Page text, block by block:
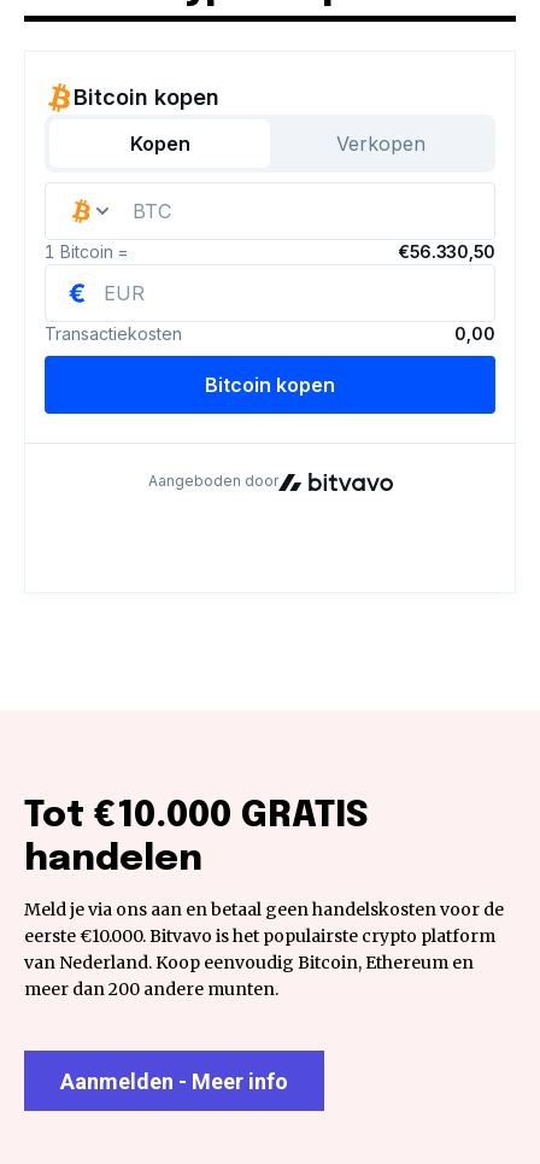
Tot €10.000 GRATIS
handelen
Meld je via ons aan en betaal geen handelskosten voor de
eerste €10.000. Bitvavo is het populairste crypto platform
van Nederland. Koop eenvoudig Bitcoin, Ethereum en
meer dan 200 andere munten.
Aanmelden - Meer info